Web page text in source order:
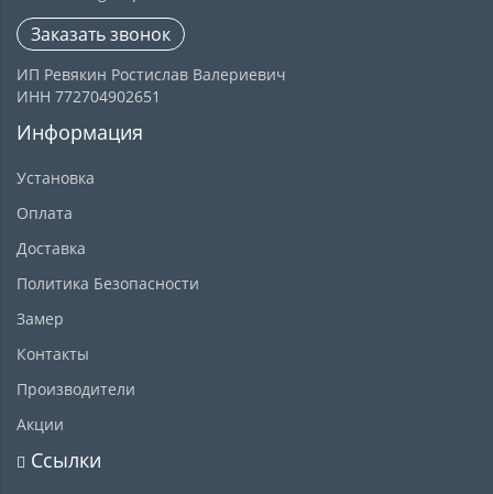
Заказать звонок
ИП Ревякин Ростислав Валериевич
ИНН 772704902651
Информация
Установка
Оплата
Доставка
Политика Безопасности
Замер
Контакты
Производители
Акции
Ссылки